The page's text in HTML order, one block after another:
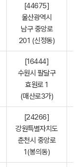
[44675]
울산광역시
남구 중앙로
201 (신정동)
[16444]
수원시 팔달구
효원로 1
(매산로3가)
[24266]
강원특별자치도
춘천시 중앙로
1(봉의동)